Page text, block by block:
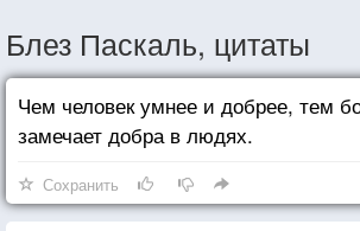
Блез Паскаль, цитаты
Чем человек умнее и добрее, тем
замечает добра в людях.
Сохранить